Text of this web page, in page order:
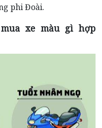
phi Đoài.
xe màu gì hợp